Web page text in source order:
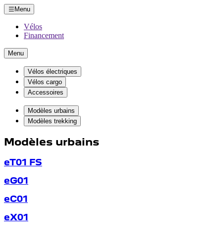
Menu
Vélos
Financement
Menu
Vélos électriques
Vélos cargo
Accessoires
Modèles urbains
Modèles trekking
Modèles urbains
eT01 FS
eG01
eC01
eX01